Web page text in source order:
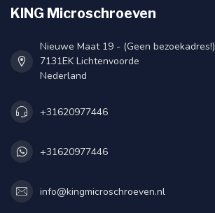
KING Microschroeven
Nieuwe Maat 19 - (Geen bezoekadres!)
7131EK Lichtenvoorde
Nederland
+31620977446
+31620977446
info@kingmicroschroeven.nl